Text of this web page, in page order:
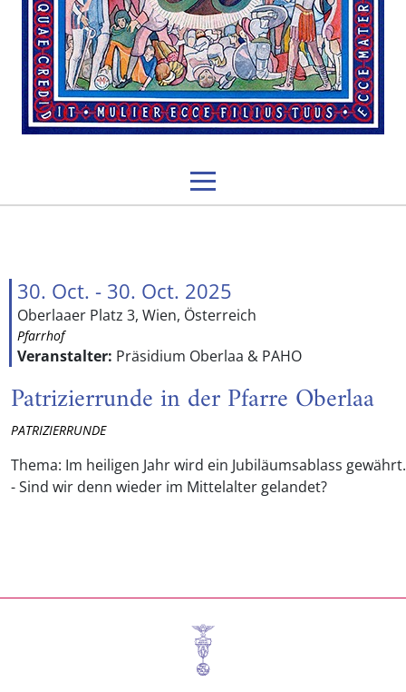
30. Oct. - 30. Oct. 2025
Oberlaaer Platz 3, Wien, Österreich
Pfarrhof
Veranstalter: Präsidium Oberlaa & PAHO
Patrizierrunde in der Pfarre Oberlaa
PATRIZIERRUNDE
Thema: Im heiligen Jahr wird ein Jubiläumsablass gewährt.
- Sind wir denn wieder im Mittelalter gelandet?